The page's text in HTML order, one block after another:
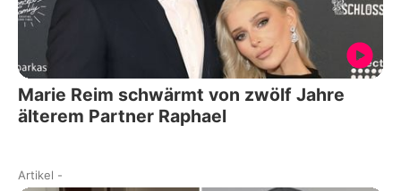
Marie Reim schwärmt von zwölf Jahre
älterem Partner Raphael
Artikel -